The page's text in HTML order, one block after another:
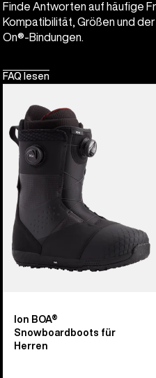
Finde Antworten auf häufige
Kompatibilität, Größen und
On®-Bindungen.
FAQ lesen
BOA®
Snowboardboots
Herren
Ion BOA®
Snowboardboots für
Herren